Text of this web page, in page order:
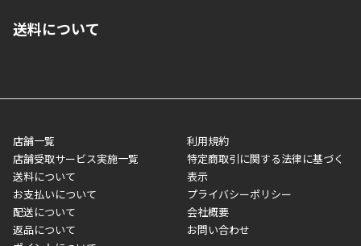
■代金引換(代引)※手数料がかかります
■商品によっては一部決済方法が使用できない場合がございま
す。
ご注文が確認出来次第、1～4営業日に発送いたします。「お取り
業日にてお引渡しとなります。(離島などの場合、例外もあります)
メーカー直送品など一部商品については、その他商品との購入に
制限がかかる場合がございます。また発送日についても、通常と
異なる場合がございます。対象商品の説明ページをご確認くださ
い。
■店舗受取をご選択いただいた場合
ご注文が確認出来次第、お受取される店舗在庫を使用してご準備
送料について
店舗一覧
店舗受取サービス実施一覧
送料について
お支払いについて
配送について
返品について
利用規約
特定商取引に関する法律に基づく
表示
プライバシーポリシー
会社概要
お問い合わせ